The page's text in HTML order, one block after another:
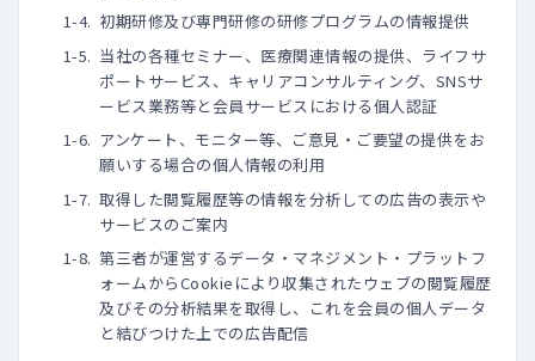
初期研修及び専門研修の研修プログラムの情報提供
当社の各種セミナー、医療関連情報の提供、ライフサ
ポートサービス、キャリアコンサルティング、SNSサ
ービス業務等と会員サービスにおける個人認証
アンケート、モニター等、ご意見・ご要望の提供をお
願いする場合の個人情報の利用
取得した閲覧履歴等の情報を分析しての広告の表示や
サービスのご案内
第三者が運営するデータ・マネジメント・プラットフ
ォームからCookieにより収集されたウェブの閲覧履歴
及びその分析結果を取得し、これを会員の個人データ
と結びつけた上での広告配信